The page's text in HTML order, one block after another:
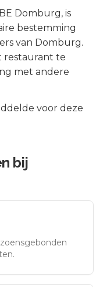
Domburg, is
bestemming
van Domburg.
restaurant te
met andere
voor deze
bij